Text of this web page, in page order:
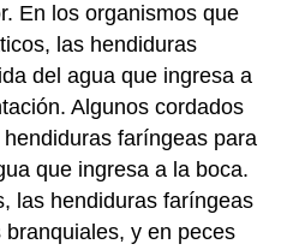
En los organismos que
las hendiduras
del agua que ingresa a
Algunos cordados
faríngeas para
que ingresa a la boca.
las hendiduras faríngeas
y en peces